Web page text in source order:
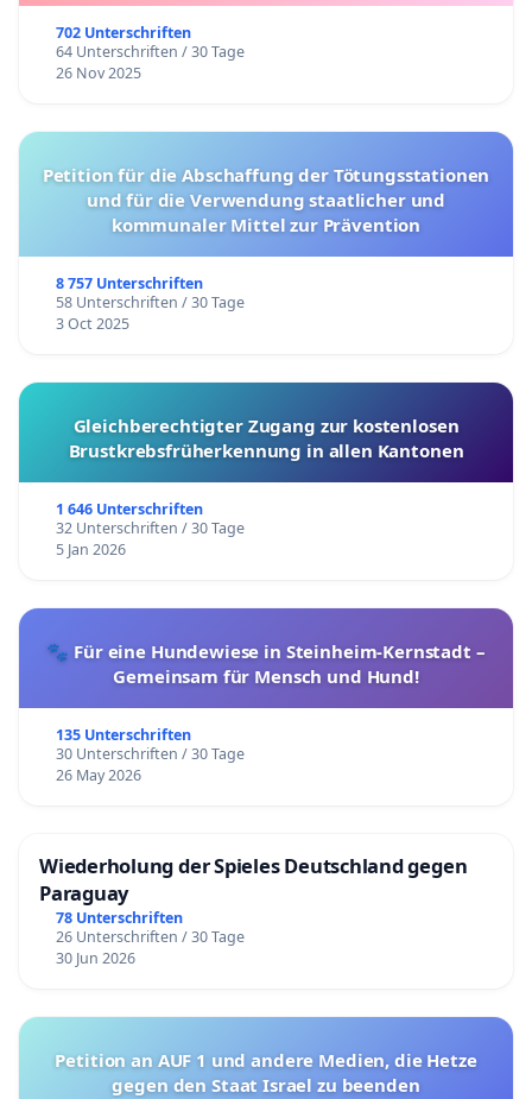
702 Unterschriften
64 Unterschriften / 30 Tage
26 Nov 2025
Petition für die Abschaffung der Tötungsstationen
und für die Verwendung staatlicher und
kommunaler Mittel zur Prävention
8 757 Unterschriften
58 Unterschriften / 30 Tage
3 Oct 2025
Gleichberechtigter Zugang zur kostenlosen
Brustkrebsfrüherkennung in allen Kantonen
1 646 Unterschriften
32 Unterschriften / 30 Tage
5 Jan 2026
🐾 Für eine Hundewiese in Steinheim-Kernstadt –
Gemeinsam für Mensch und Hund!
135 Unterschriften
30 Unterschriften / 30 Tage
26 May 2026
Wiederholung der Spieles Deutschland gegen
Paraguay
78 Unterschriften
26 Unterschriften / 30 Tage
30 Jun 2026
Petition an AUF 1 und andere Medien, die Hetze
gegen den Staat Israel zu beenden